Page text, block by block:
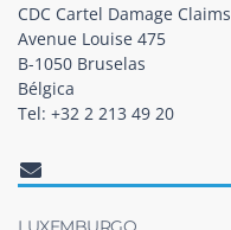
CDC Cartel Damage Claims
Avenue Louise 475
B-1050 Bruselas
Bélgica
Tel: +32 2 213 49 20